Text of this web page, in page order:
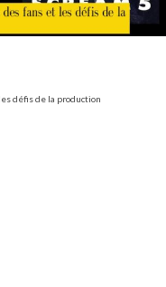
défis de la production